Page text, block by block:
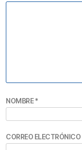
NOMBRE*
CORREO ELECTRÓNICO